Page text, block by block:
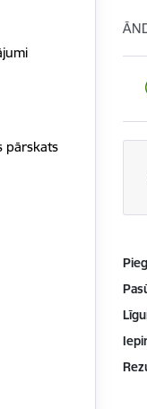
pārskats